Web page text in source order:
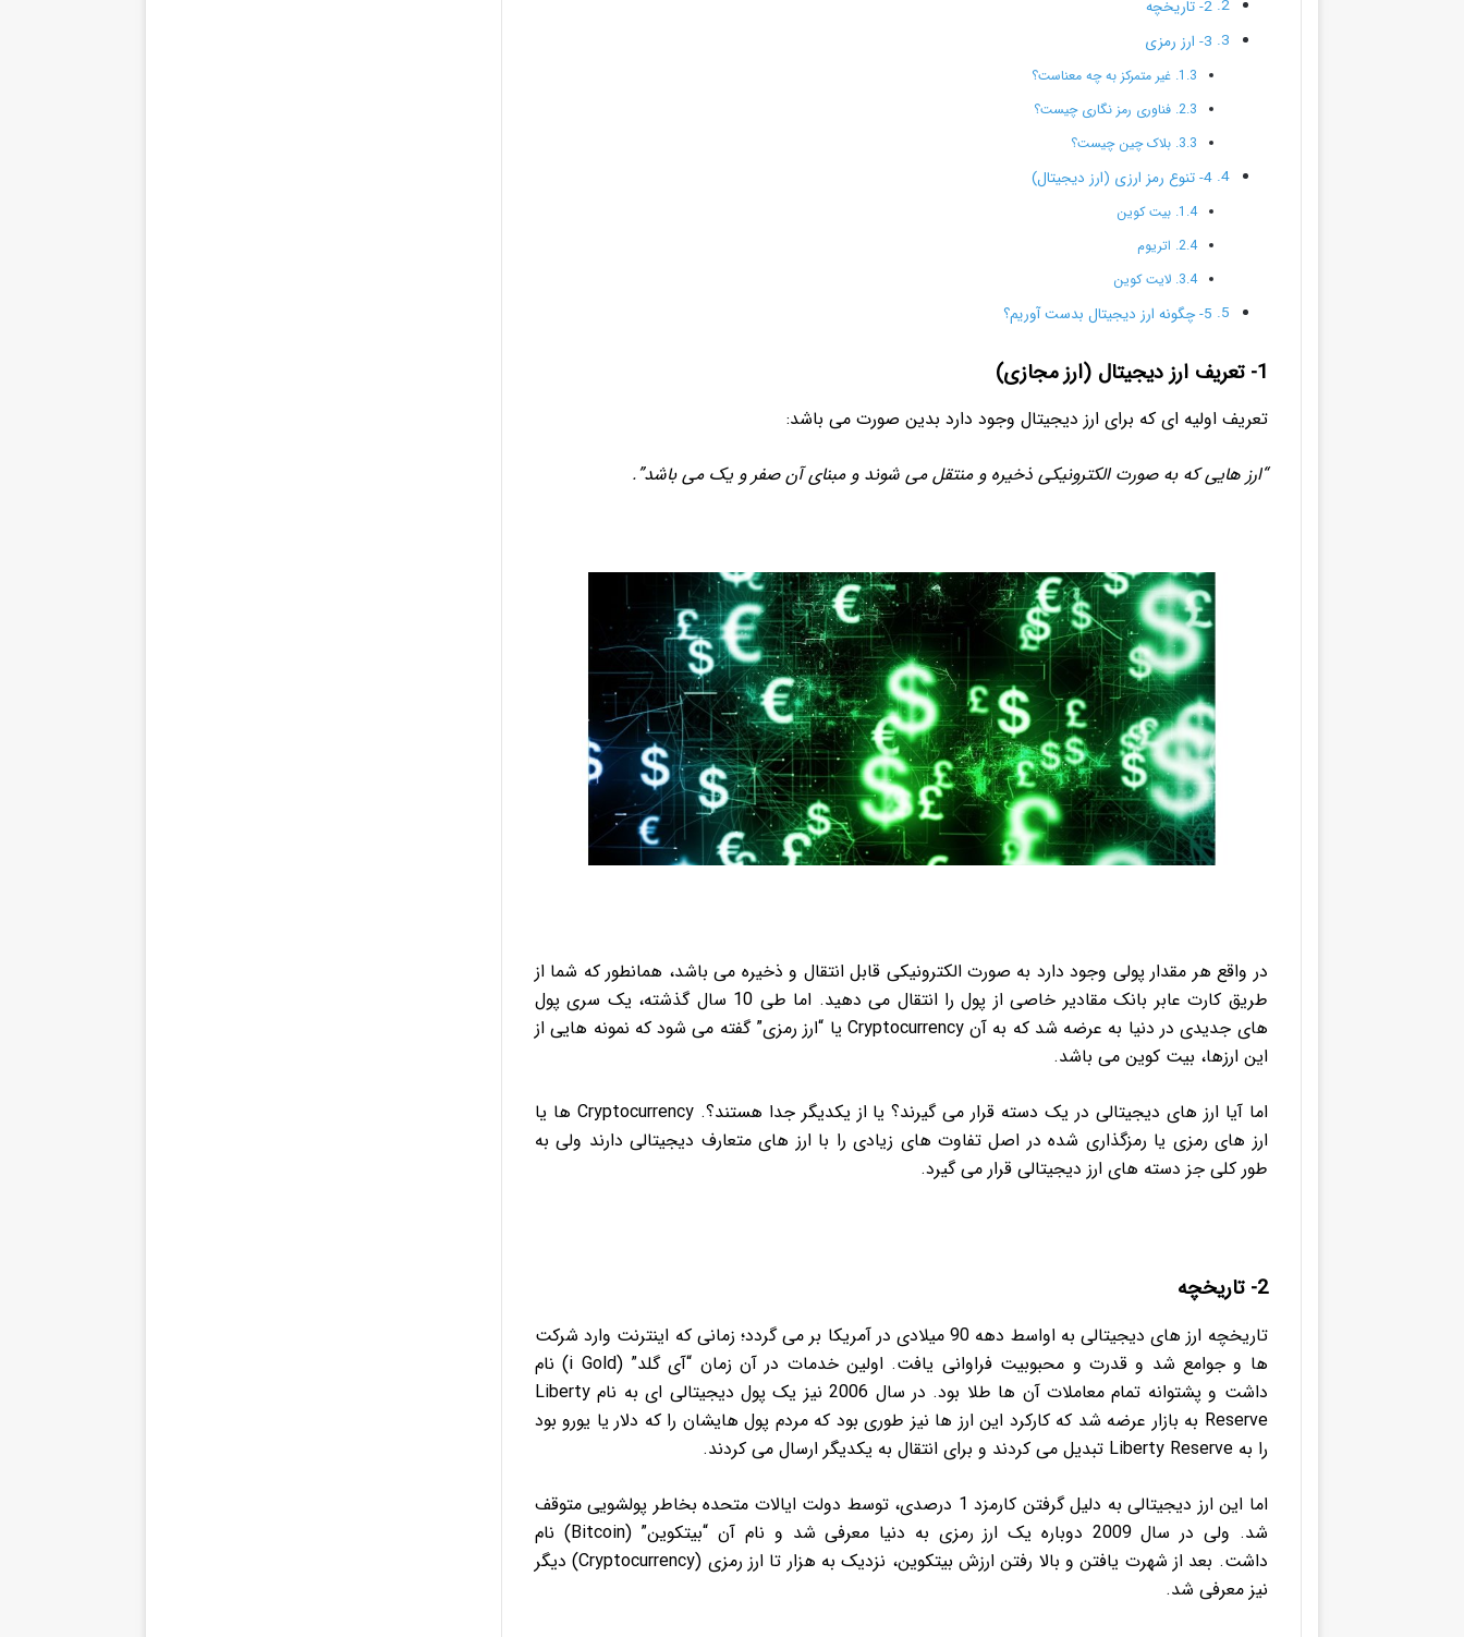
2- تاریخچه
3- ارز رمزی
غیر متمرکز به چه معناست؟
فناوری رمز نگاری چیست؟
بلاک چین چیست؟
4- تنوع رمز ارزی (ارز دیجیتال)
بیت کوین
اتریوم
لایت کوین
5- چگونه ارز دیجیتال بدست آوریم؟
1- تعریف ارز دیجیتال (ارز مجازی)
تعریف اولیه ای که برای ارز دیجیتال وجود دارد بدین صورت می باشد:
“ارز هایی که به صورت الکترونیکی ذخیره و منتقل می شوند و مبنای آن صفر و یک می باشد”.
در واقع هر مقدار پولی وجود دارد به صورت الکترونیکی قابل انتقال و ذخیره می باشد، همانطور که شما از
طریق کارت عابر بانک مقادیر خاصی از پول را انتقال می دهید.
اما طی 10 سال گذشته، یک سری پول
های جدیدی در دنیا به عرضه شد که به آن Cryptocurrency یا “
ارز رمزی” گفته می شود که نمونه هایی از
این ارزها، بیت کوین می باشد.
اما آیا ارز های دیجیتالی در یک دسته قرار می گیرند؟ یا از یکدیگر جدا هستند؟.
Cryptocurrency ها یا
ارز های رمزی یا رمزگذاری شده در اصل تفاوت های زیادی را با ارز های متعارف دیجیتالی دارند ولی به
طور کلی جز دسته های ارز دیجیتالی قرار می گیرد.
2- تاریخچه
تاریخچه ارز های دیجیتالی به اواسط دهه 90 میلادی در آمریکا بر می گردد؛ زمانی که اینترنت وارد شرکت
ها و جوامع شد و قدرت و محبوبیت فراوانی یافت.
اولین خدمات در آن زمان “آی گلد” (i Gold) نام
داشت و پشتوانه تمام معاملات آن ها طلا بود.
در سال 2006 نیز یک پول دیجیتالی ای به نام Liberty
Reserve به بازار عرضه شد که کارکرد این ارز ها نیز طوری بود که مردم پول هایشان را که دلار یا یورو بود
را به Liberty Reserve تبدیل می کردند و برای انتقال به یکدیگر ارسال می کردند.
اما این ارز دیجیتالی به دلیل گرفتن کارمزد 1 درصدی، توسط دولت ایالات متحده بخاطر پولشویی متوقف
شد.
ولی در سال 2009 دوباره یک ارز رمزی به دنیا معرفی شد و نام آن “بیتکوین” (Bitcoin) نام
داشت.
بعد از شهرت یافتن و بالا رفتن ارزش بیتکوین، نزدیک به هزار تا ارز رمزی (Cryptocurrency) دیگر
نیز معرفی شد.